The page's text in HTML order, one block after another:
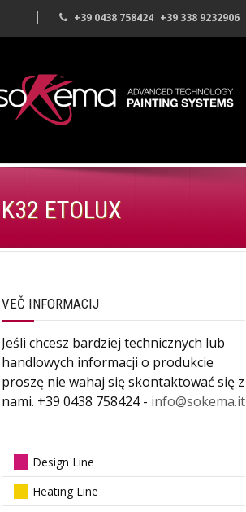
+39 0438 758424 +39 338 9232906
K32 ETOLUX
VEČ INFORMACIJ
Jeśli chcesz bardziej technicznych lub
handlowych informacji o produkcie
proszę nie wahaj się skontaktować się z
nami. +39 0438 758424 - info@sokema.it
Design Line
Heating Line